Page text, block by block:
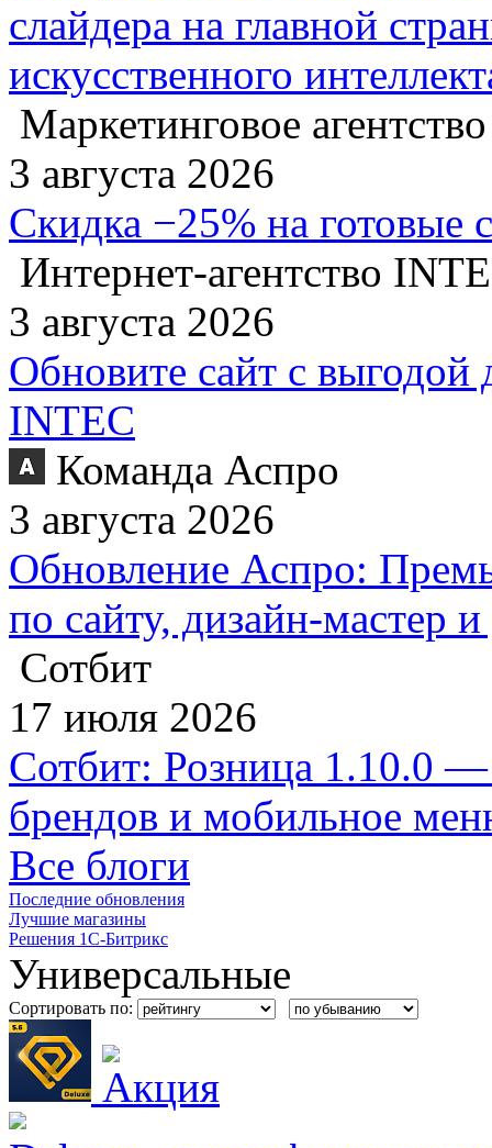
слайдера на главной
искусственного
Маркетинговое
3 августа 2026
Скидка −25% на готовые
Интернет-агентство
3 августа 2026
Обновите сайт с выгодой
INTEC
Команда Аспро
3 августа 2026
Обновление Аспро:
по сайту, дизайн-мастер
Сотбит
17 июля 2026
Сотбит: Розница 1.10.0 —
брендов и мобильное
Все блоги
Последние обновления
Лучшие магазины
Решения 1С-Битрикс
Универсальные
Сортировать по: